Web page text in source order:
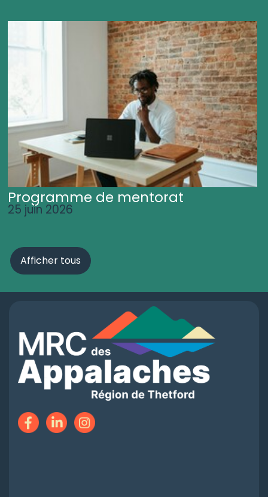
Programme de mentorat
25 juin 2026
Afficher tous